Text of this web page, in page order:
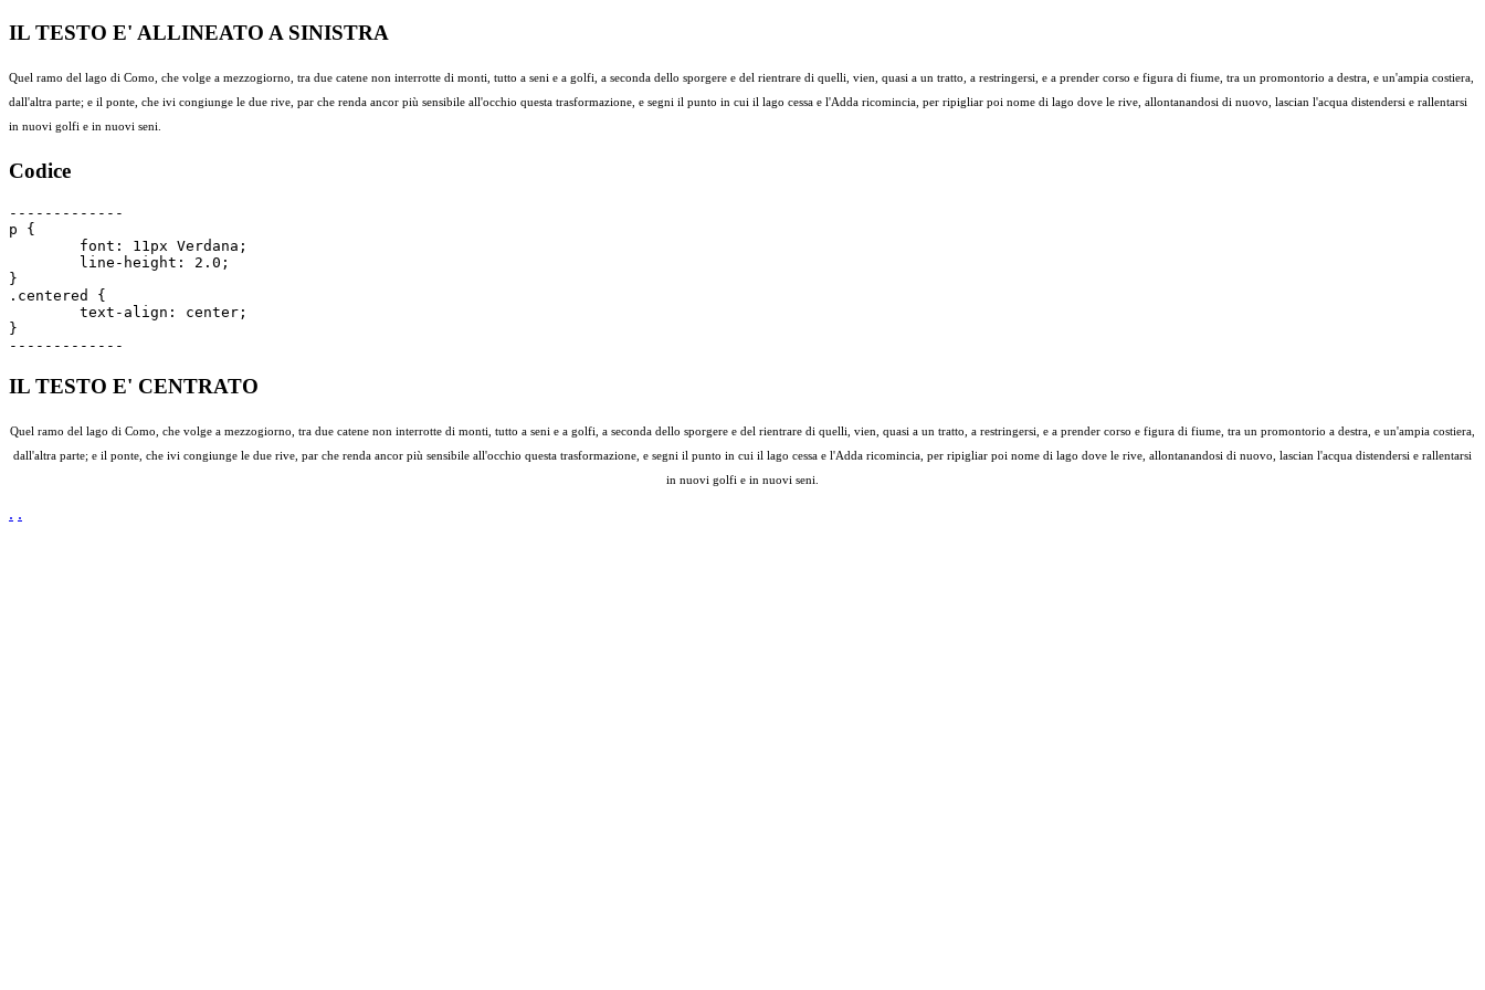
IL TESTO E' ALLINEATO A SINISTRA
Quel ramo del lago di Como, che volge a mezzogiorno, tra due catene non interrotte di monti, tutto a seni e a golfi, a seconda dello sporgere e del rientrare di quelli, vien, quasi a un tratto, a restringersi, e a prender corso e figura di fiume, tra un promontorio a destra, e un'ampia costiera,
dall'altra parte; e il ponte, che ivi congiunge le due rive, par che renda ancor più sensibile all'occhio questa trasformazione, e segni il punto in cui il lago cessa e l'Adda ricomincia, per ripigliar poi nome di lago dove le rive, allontanandosi di nuovo, lascian l'acqua distendersi e rallentarsi
in nuovi golfi e in nuovi seni.
Codice
-------------
p {
}
.centered {
}
IL TESTO E' CENTRATO
Quel ramo del lago di Como, che volge a mezzogiorno, tra due catene non interrotte di monti, tutto a seni e a golfi, a seconda dello sporgere e del rientrare di quelli, vien, quasi a un tratto, a restringersi, e a prender corso e figura di fiume, tra un promontorio a destra, e un'ampia costiera,
dall'altra parte; e il ponte, che ivi congiunge le due rive, par che renda ancor più sensibile all'occhio questa trasformazione, e segni il punto in cui il lago cessa e l'Adda ricomincia, per ripigliar poi nome di lago dove le rive, allontanandosi di nuovo, lascian l'acqua distendersi e rallentarsi
in nuovi golfi e in nuovi seni.
. .